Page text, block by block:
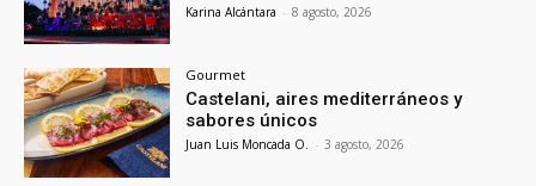
Karina Alcántara - 8 agosto, 2026
Gourmet
Castelani, aires mediterráneos y
sabores únicos
Juan Luis Moncada O. - 3 agosto, 2026